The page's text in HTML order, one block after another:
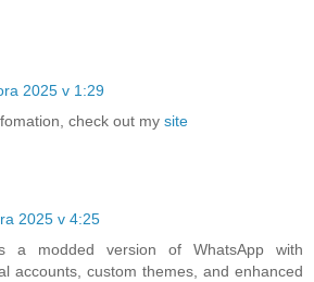
2025 v 1:29
check out my site
2025 v 4:25
a modded version of WhatsApp with
accounts, custom themes, and enhanced